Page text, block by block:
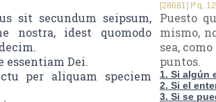
sit secundum seipsum,
nostra, idest quomodo
Dei.
per aliquam speciem
[28681] Iª q.
Puesto
mismo,
sea,
puntos.
1. Si algún
2. Si el
3. Si se